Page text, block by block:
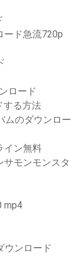
ード急流720p
ロード
する方法
ムのダウンロー
イン無料
モンモンスタ
mp4
ウンロード